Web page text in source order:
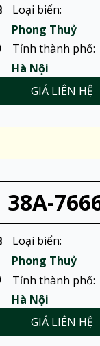
Loại biển:
Phong Thuỷ
Tỉnh thành phố:
Hà Nội
GIÁ LIÊN HỆ
38A-
Loại biển:
Phong Thuỷ
Tỉnh thành phố:
Hà Nội
GIÁ LIÊN HỆ